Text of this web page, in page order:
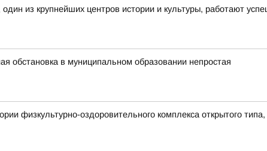
из крупнейших центров истории и культуры, работают
обстановка в муниципальном образовании непростая
физкультурно-оздоровительного комплекса открытого